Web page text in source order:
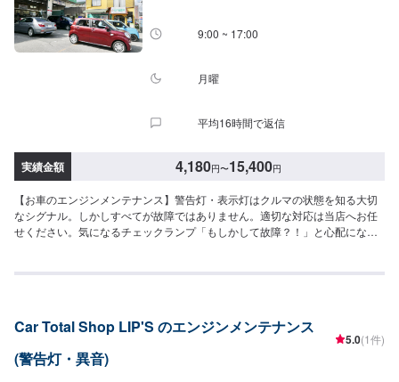
9:00 ~ 17:00
月曜
平均16時間で返信
実績金額 4,180円〜15,400円
【お車のエンジンメンテナンス】警告灯・表示灯はクルマの状態を知る大切
なシグナル。しかしすべてが故障ではありません。適切な対応は当店へお任
せください。気になるチェックランプ「もしかして故障？！」と心配になり
所有するのに精一杯ではクルマを楽しむことはできません。例えば輸入車デ
ナンス費用に充当することができるかもしれません。そうして私たちはクル
マを所有する喜びや楽しみを感じていただけるように努めます。〜今ある車
を大切に〜埼玉県北葛飾郡杉戸町の株式会社杉戸自動車<料金目安>【デフオ
Car Total Shop LIP'S のエンジンメンテナンス
(警告灯・異音)
5.0(1件)